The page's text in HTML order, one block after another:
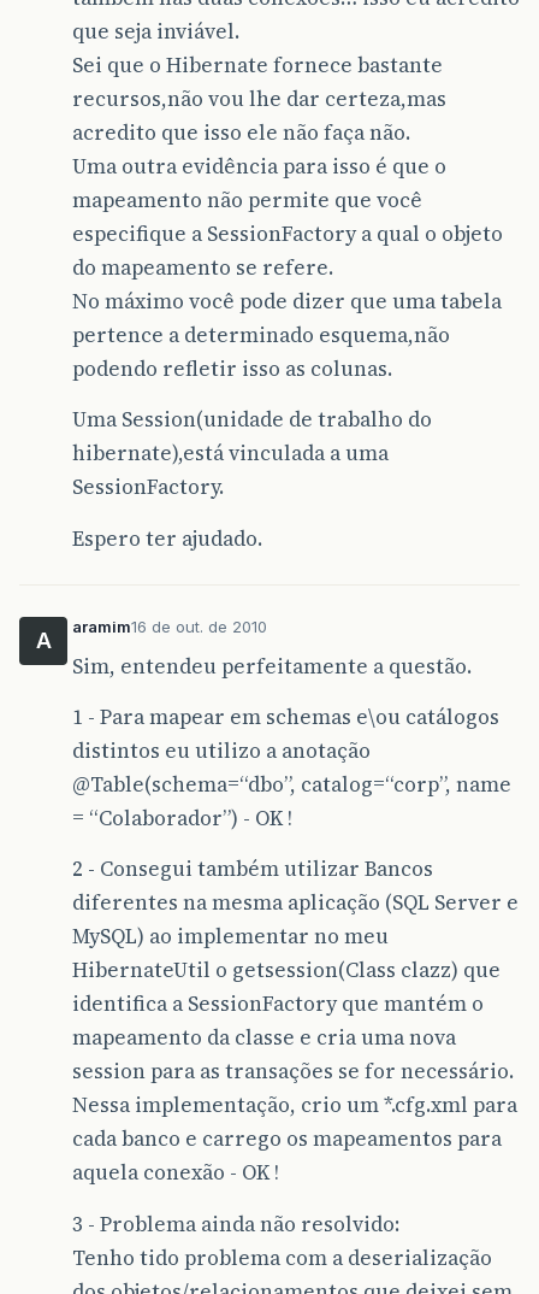
que seja inviável.
Sei que o Hibernate fornece bastante
recursos,não vou lhe dar certeza,mas
acredito que isso ele não faça não.
Uma outra evidência para isso é que o
mapeamento não permite que você
especifique a SessionFactory a qual o objeto
do mapeamento se refere.
No máximo você pode dizer que uma tabela
pertence a determinado esquema,não
podendo refletir isso as colunas.
Uma Session(unidade de trabalho do
hibernate),está vinculada a uma
SessionFactory.
Espero ter ajudado.
A
aramim16 de out. de 2010
Sim, entendeu perfeitamente a questão.
1 - Para mapear em schemas e\ou catálogos
distintos eu utilizo a anotação
@Table(schema=“dbo”, catalog=“corp”, name
= “Colaborador”) - OK !
2 - Consegui também utilizar Bancos
diferentes na mesma aplicação (SQL Server e
MySQL) ao implementar no meu
HibernateUtil o getsession(Class clazz) que
identifica a SessionFactory que mantém o
mapeamento da classe e cria uma nova
session para as transações se for necessário.
Nessa implementação, crio um *.cfg.xml para
cada banco e carrego os mapeamentos para
aquela conexão - OK !
3 - Problema ainda não resolvido:
Tenho tido problema com a deserialização